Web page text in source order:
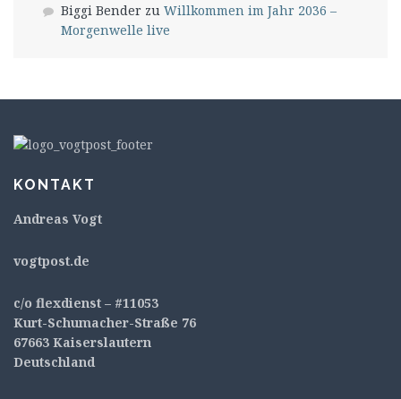
Biggi Bender zu Willkommen im Jahr 2036 –
Morgenwelle live
KONTAKT
Andreas Vogt
vogtpost.de
c/o flexdienst – #11053
Kurt-Schumacher-Straße 76
67663 Kaiserslautern
Deutschland